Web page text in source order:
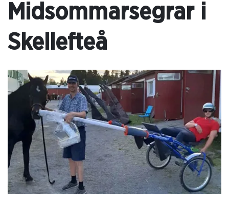
Midsommarsegrar i
Skellefteå